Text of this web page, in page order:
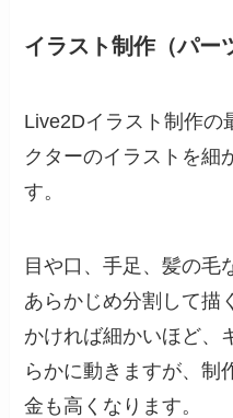
イラスト制作（パー
Live2Dイラスト制作の
クターのイラストを細
す。
目や口、手足、髪の毛
あらかじめ分割して描
かければ細かいほど、
らかに動きますが、制
金も高くなります。